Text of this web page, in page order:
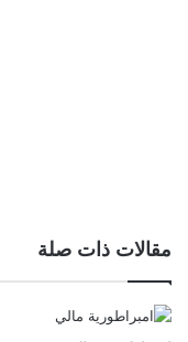
مقالات ذات صلة